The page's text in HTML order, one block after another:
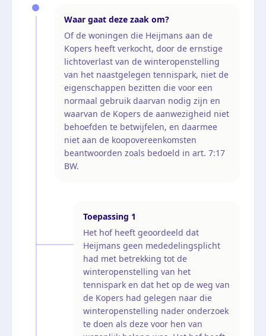
Waar gaat deze zaak om?
Of de woningen die Heijmans aan de
Kopers heeft verkocht, door de ernstige
lichtoverlast van de winteropenstelling
van het naastgelegen tennispark, niet de
eigenschappen bezitten die voor een
normaal gebruik daarvan nodig zijn en
waarvan de Kopers de aanwezigheid niet
behoefden te betwijfelen, en daarmee
niet aan de koopovereenkomsten
beantwoorden zoals bedoeld in art. 7:17
BW.
Toepassing 1
Het hof heeft geoordeeld dat
Heijmans geen mededelingsplicht
had met betrekking tot de
winteropenstelling van het
tennispark en dat het op de weg van
de Kopers had gelegen naar die
winteropenstelling nader onderzoek
te doen als deze voor hen van